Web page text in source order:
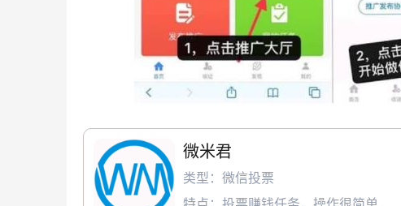
微米君
类型：微信投票